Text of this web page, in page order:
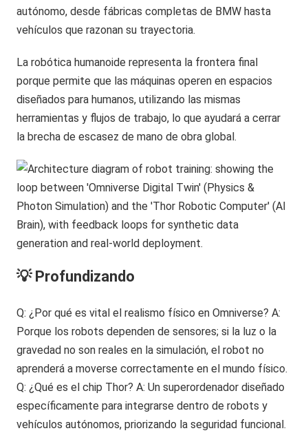
autónomo, desde fábricas completas de BMW hasta
vehículos que razonan su trayectoria.
La robótica humanoide representa la frontera final
porque permite que las máquinas operen en espacios
diseñados para humanos, utilizando las mismas
herramientas y flujos de trabajo, lo que ayudará a cerrar
la brecha de escasez de mano de obra global.
💡 Profundizando
Q: ¿Por qué es vital el realismo físico en Omniverse? A:
Porque los robots dependen de sensores; si la luz o la
gravedad no son reales en la simulación, el robot no
aprenderá a moverse correctamente en el mundo físico.
Q: ¿Qué es el chip Thor? A: Un superordenador diseñado
específicamente para integrarse dentro de robots y
vehículos autónomos, priorizando la seguridad funcional.